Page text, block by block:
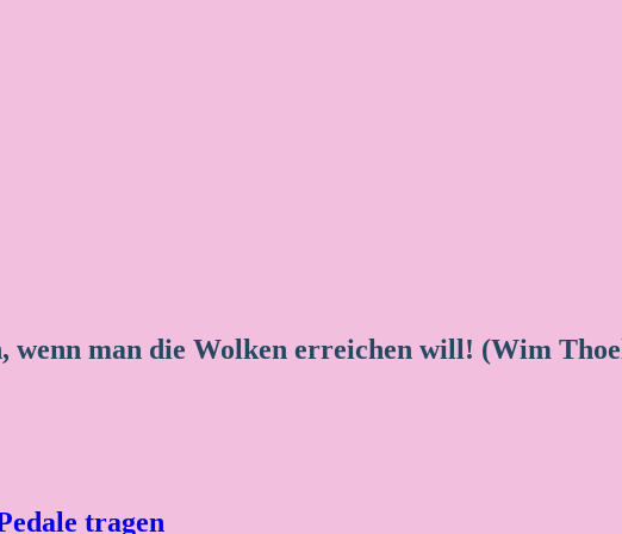
wenn man die Wolken erreichen will! (Wim
tragen